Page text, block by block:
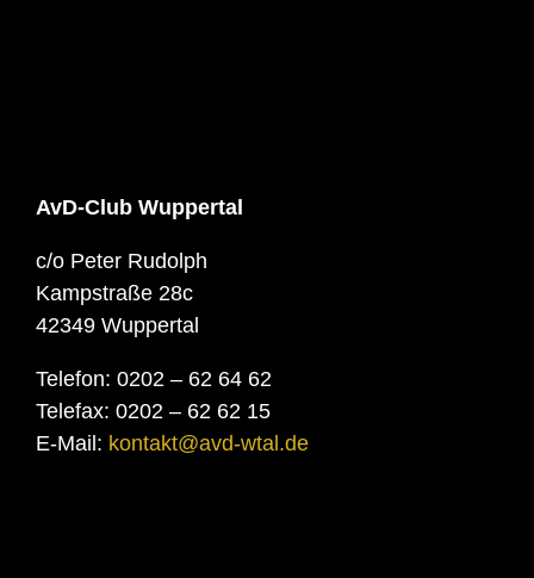
AvD-Club Wuppertal
c/o Peter Rudolph
Kampstraße 28c
42349 Wuppertal
Telefon: 0202 – 62 64 62
Telefax: 0202 – 62 62 15
E-Mail: kontakt@avd-wtal.de